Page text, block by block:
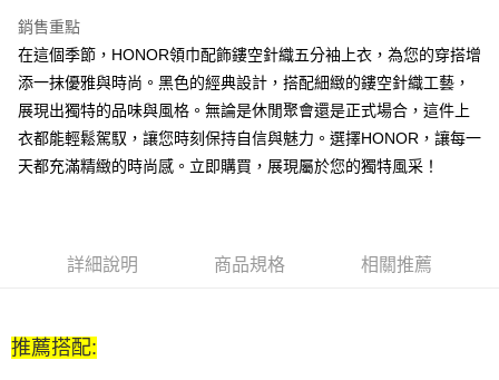
ATM付款
運送方式
全家取貨付款 -訂單滿 $2000 元即享免運服務，未滿則另收
$80 元物流費用。
每筆NT$80，滿NT$2,000(含以上)免運費
每筆NT$80，滿NT$2,000(含以上)免運費
元物流費
銷售重點
在這個季節，HONOR領巾配飾鏤空針織五分袖上衣，為您的穿搭增
添一抹優雅與時尚。黑色的經典設計，搭配細緻的鏤空針織工藝，
展現出獨特的品味與風格。無論是休閒聚會還是正式場合，這件上
衣都能輕鬆駕馭，讓您時刻保持自信與魅力。選擇HONOR，讓每一
天都充滿精緻的時尚感。立即購買，展現屬於您的獨特風采！
詳細說明 商品規格 相關推薦
推薦搭配: